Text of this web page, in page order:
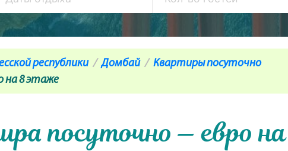
республики Домбай
Квартиры посуточно
на 8 этаже
посуточно — евро